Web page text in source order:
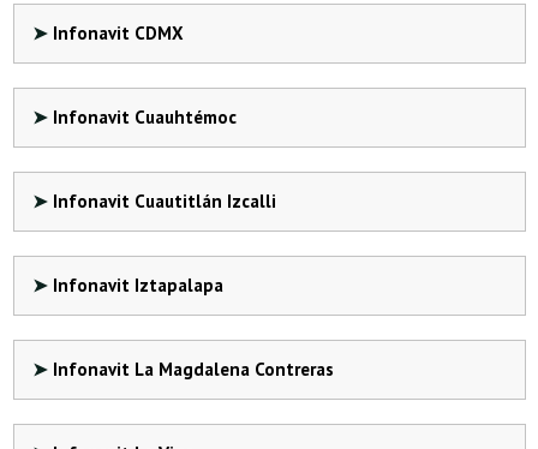
Infonavit CDMX
Infonavit Cuauhtémoc
Infonavit Cuautitlán Izcalli
Infonavit Iztapalapa
Infonavit La Magdalena Contreras